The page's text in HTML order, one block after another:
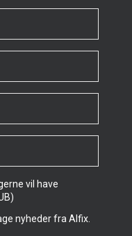
vil have
nyheder fra Alfix.